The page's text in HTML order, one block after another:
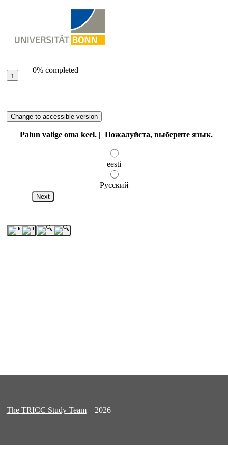
0% completed
Palun valige oma keel. | Пожалуйста, выберите язык.
eesti
Русский
Next
The TRICC Study Team– 2026